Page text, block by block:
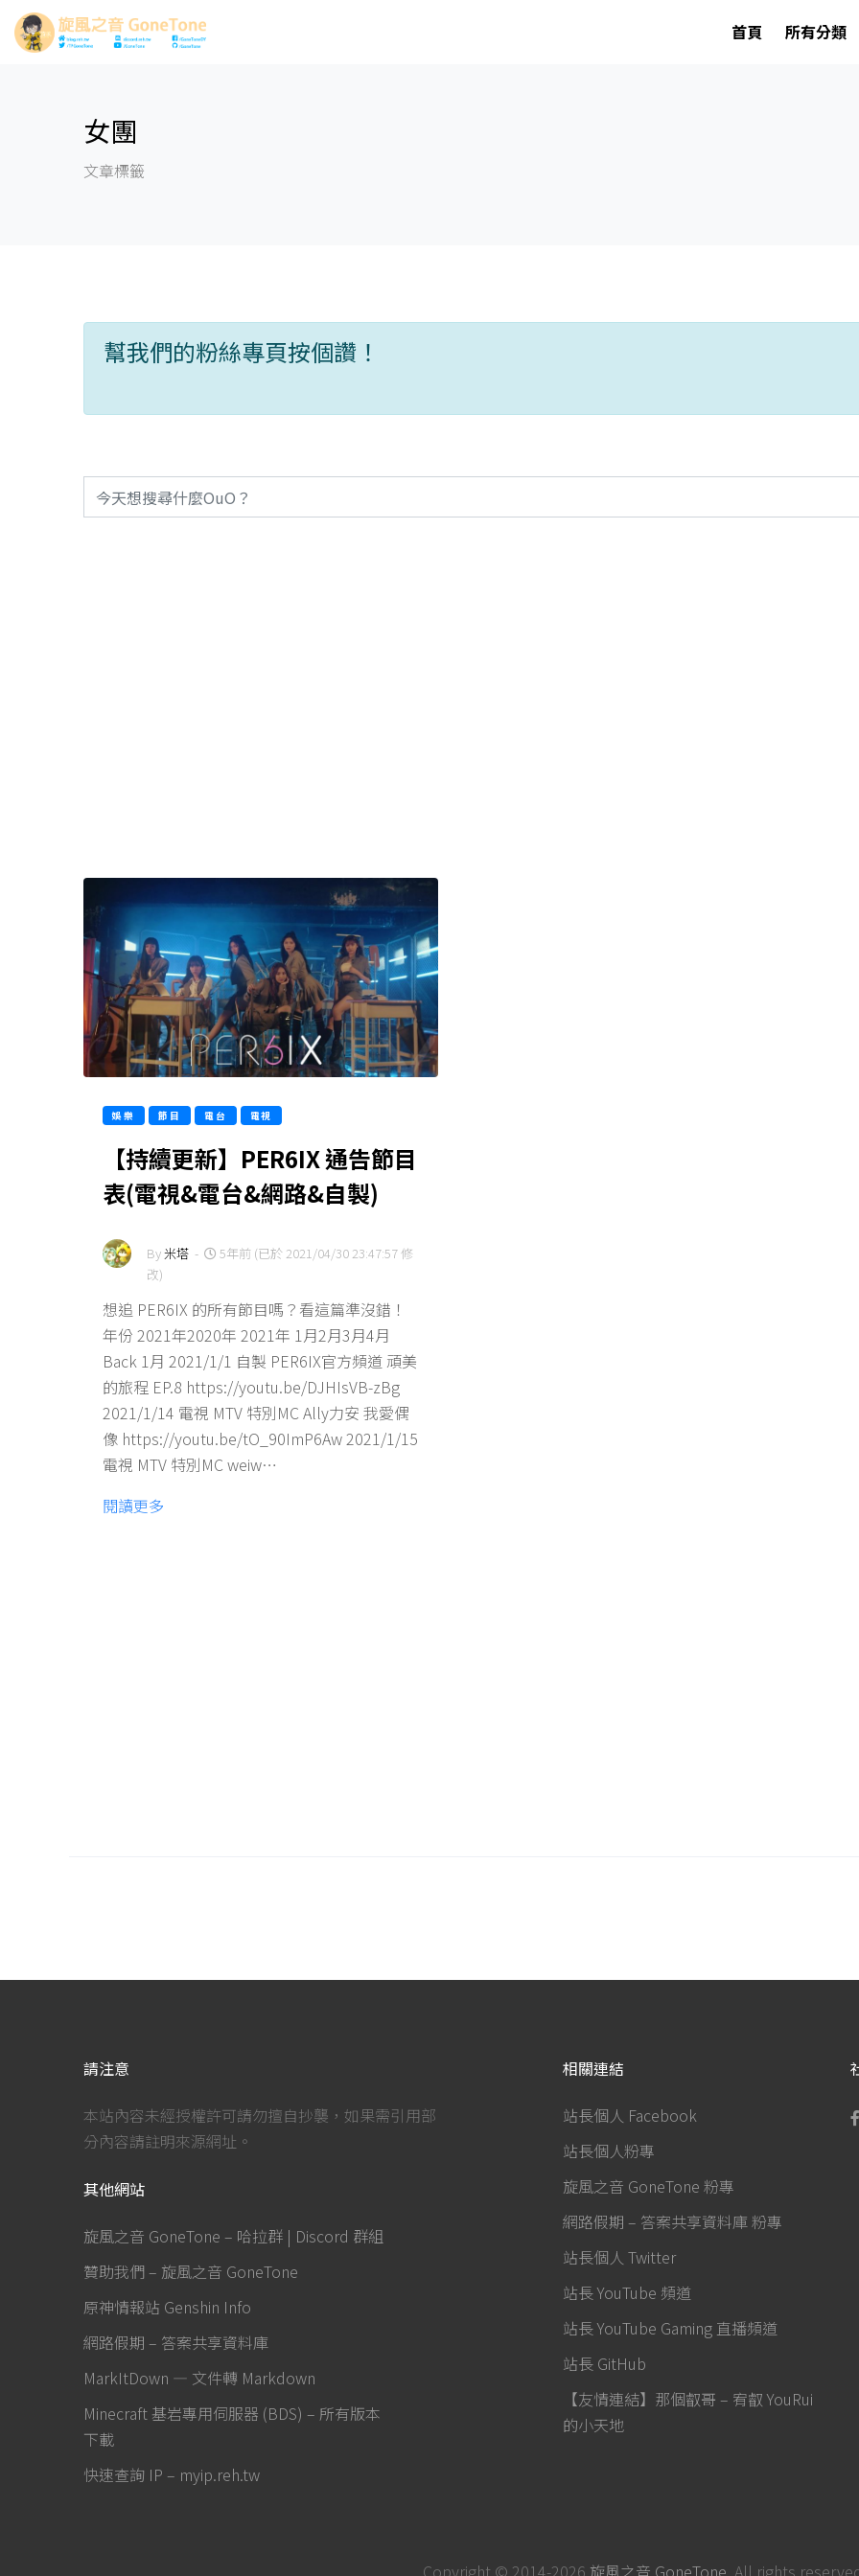
首頁 所有分類
女團
文章標籤
幫我們的粉絲專頁按個讚！
娛樂 節目 電台 電視
【持續更新】PER6IX 通告節目
表(電視&電台&網路&自製)
By米塔 -
5年前 (已於 2021/04/30 23:47:57 修
改)
想追 PER6IX 的所有節目嗎？看這篇準沒錯！
年份 2021年2020年 2021年 1月2月3月4月
Back 1月 2021/1/1 自製 PER6IX官方頻道 頑美
的旅程 EP.8 https://youtu.be/DJHIsVB-zBg
2021/1/14 電視 MTV 特別MC Ally力安 我愛偶
像 https://youtu.be/tO_90ImP6Aw 2021/1/15
電視 MTV 特別MC weiw…
閱讀更多
請注意
本站內容未經授權許可請勿擅自抄襲，如果需引用部
分內容請註明來源網址。
其他網站
旋風之音 GoneTone – 哈拉群 | Discord 群組
贊助我們 – 旋風之音 GoneTone
原神情報站 Genshin Info
網路假期 – 答案共享資料庫
MarkItDown — 文件轉 Markdown
Minecraft 基岩專用伺服器 (BDS) – 所有版本
下載
快速查詢 IP – myip.reh.tw
相關連結
站長個人 Facebook
站長個人粉專
旋風之音 GoneTone 粉專
網路假期 – 答案共享資料庫 粉專
站長個人 Twitter
站長 YouTube 頻道
站長 YouTube Gaming 直播頻道
站長 GitHub
【友情連結】那個叡哥 – 宥叡 YouRui
的小天地
Copyright © 2014-2026 旋風之音 GoneTone . All rights